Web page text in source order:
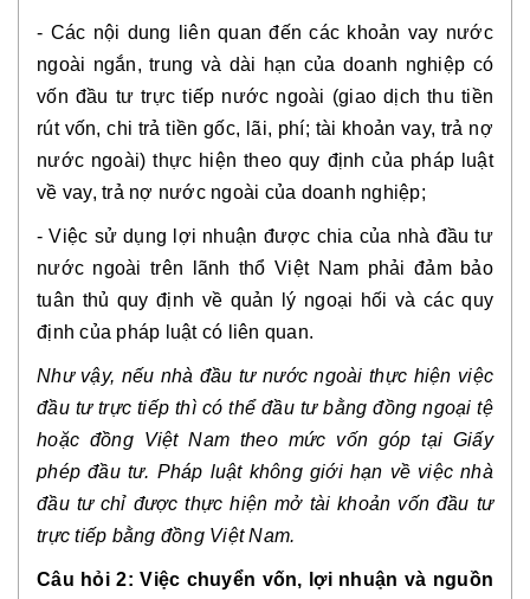
- Các nội dung liên quan đến các khoản vay nước
ngoài ngắn, trung và dài hạn của doanh nghiệp có
vốn đầu tư trực tiếp nước ngoài (giao dịch thu tiền
rút vốn, chi trả tiền gốc, lãi, phí; tài khoản vay, trả nợ
nước ngoài) thực hiện theo quy định của pháp luật
về vay, trả nợ nước ngoài của doanh nghiệp;
- Việc sử dụng lợi nhuận được chia của nhà đầu tư
nước ngoài trên lãnh thổ Việt Nam phải đảm bảo
tuân thủ quy định về quản lý ngoại hối và các quy
định của pháp luật có liên quan.
Như vậy, nếu nhà đầu tư nước ngoài thực hiện việc
đầu tư trực tiếp thì có thể đầu tư bằng đồng ngoại tệ
hoặc đồng Việt Nam theo mức vốn góp tại Giấy
phép đầu tư. Pháp luật không giới hạn về việc nhà
đầu tư chỉ được thực hiện mở tài khoản vốn đầu tư
trực tiếp bằng đồng Việt Nam.
Câu hỏi 2: Việc chuyển vốn, lợi nhuận và nguồn